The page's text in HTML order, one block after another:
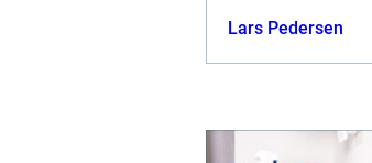
Lars Pedersen